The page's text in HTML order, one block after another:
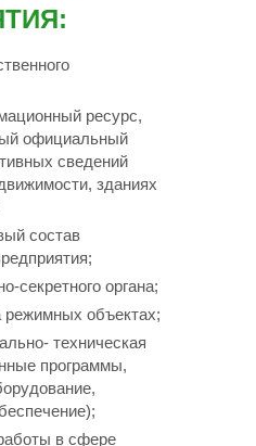
ресурс,
официальный
сведений
зданиях
состав
секретного органа;
объектах;
техническая
программы,
в сфере